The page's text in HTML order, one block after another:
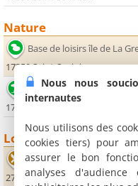
Nature
Base de loisirs île de La
17350 Saint-Savinien
Base nautique Port
17350 Port d'Envaux
Loisirs
Le Saint-Savinien
27 rue de Champeroux
Nous nous
internautes
Nous utilisons des
cookies tiers) pour
assurer le bon
analyses